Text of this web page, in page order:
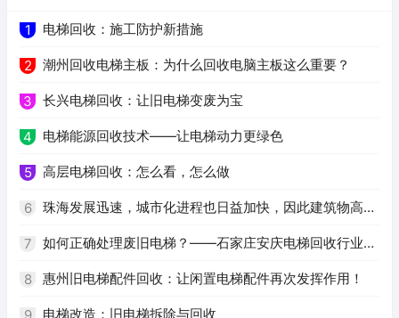
1 电梯回收：施工防护新措施
2 潮州回收电梯主板：为什么回收电脑主板这么重要？
3 长兴电梯回收：让旧电梯变废为宝
4 电梯能源回收技术——让电梯动力更绿色
5 高层电梯回收：怎么看，怎么做
6 珠海发展迅速，城市化进程也日益加快，因此建筑物高度
逐年增加，电梯也成为安全、便利、快捷的必需品。旧电梯
的淘汰换新已经成为不可避免的趋势。随着环保意识的逐渐
加强，二手电梯回收也逐渐受到人们的关注。作为一个网站
7 如何正确处理废旧电梯？——石家庄安庆电梯回收行业解
析
8 惠州旧电梯配件回收：让闲置电梯配件再次发挥作用！
电梯改造：旧电梯拆除与回收